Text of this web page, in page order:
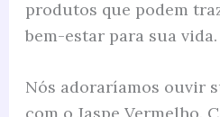
produtos que podem
bem-estar para sua vida.
Nós adoraríamos ouvir